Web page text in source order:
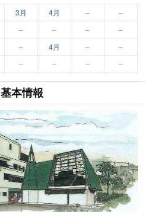
3月 4月 –
–
– – – –
– 4月 –
–
– – – –
基本情報